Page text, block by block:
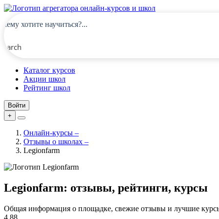
Каталог курсов
Акции школ
Рейтинг школ
Войти
+
Онлайн-курсы –
Отзывы о школах –
Legionfarm
Legionfarm: отзывы, рейтинги, курсы
Общая информация о площадке, свежие отзывы и лучшие
4.88